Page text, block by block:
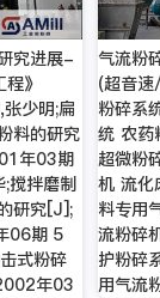
究进展-
》
少明;扁
料的研究
年03期
搅拌磨制
研究[J];
06期 5
式粉碎
年03
气流粉
(超音
粉碎系
统 农药
超微粉
机 流化
料专用
流粉碎
护粉碎
用气流